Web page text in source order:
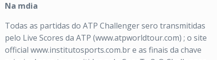
Na mdia
Todas as partidas do ATP Challenger sero transmitidas
pelo Live Scores da ATP (www.atpworldtour.com) ; o site
official www.institutosports.com.br e as finais da chave